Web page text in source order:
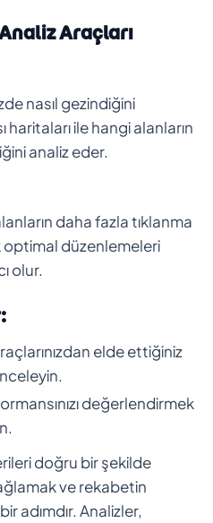
Araçları
nasıl gezindiğini
haritaları ile hangi alanların
analiz eder.
daha fazla tıklanma
optimal düzenlemeleri
olur.
elde ettiğiniz
değerlendirmek
doğru bir şekilde
ve rekabetin
adımdır. Analizler,